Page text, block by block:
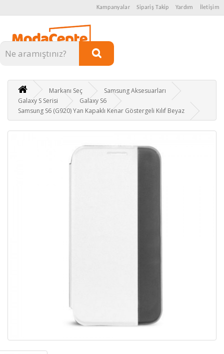
Kampanyalar Sipariş Takip Yardım İletişim
Kategoriler
Markanı Seç
Samsung Aksesuarları
Galaxy S Serisi
Galaxy S6
Samsung S6 (G920) Yan Kapaklı Kenar Göstergeli Kılıf Beyaz